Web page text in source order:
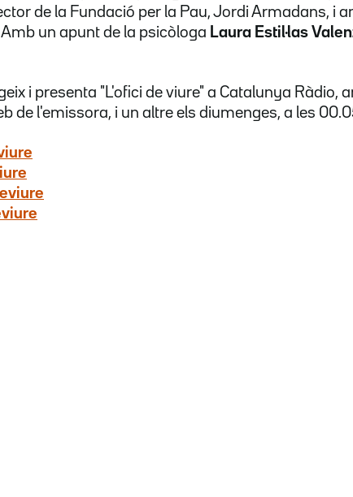
de la Fundació per la Pau, Jordi Armadans, i
Amb un apunt de la psicòloga Laura Estil·las
i presenta "L'ofici de viure" a Catalunya Ràdio,
de l'emissora, i un altre els diumenges, a les